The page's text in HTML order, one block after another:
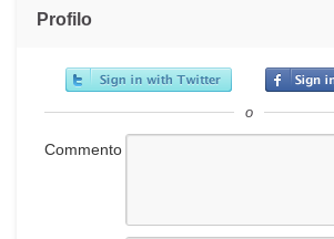
Profilo
o
Commento